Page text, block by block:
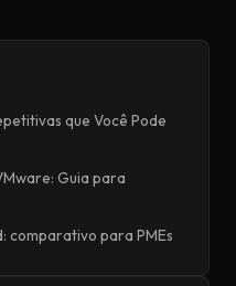
que Você Pode
Guia para
comparativo para PMEs